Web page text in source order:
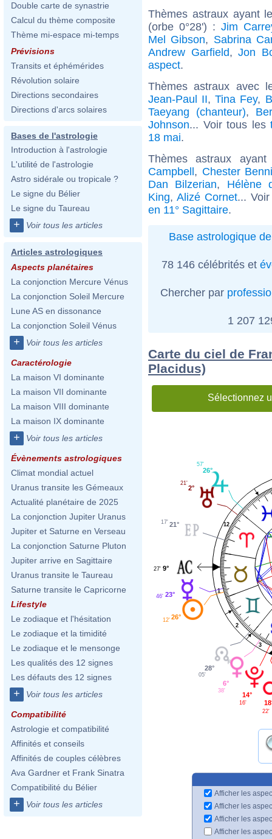
Double carte de synastrie
Calcul du thème composite
Thème mi-espace mi-temps
Prévisions
Transits et éphémérides
Révolution solaire
Directions secondaires
Directions d'arcs solaires
Bases de l'astrologie
Introduction à l'astrologie
L'utilité de l'astrologie
Astro sidérale ou tropicale ?
Le signe du Bélier
Le signe du Taureau
+ Voir tous les articles
Articles astrologiques
Aspects planétaires
La conjonction Mercure Vénus
La conjonction Soleil Mercure
Lune AS en dissonance
La conjonction Soleil Vénus
+ Voir tous les articles
Caractérologie
La maison VI dominante
La maison VII dominante
La maison VIII dominante
La maison IX dominante
+ Voir tous les articles
Évènements astrologiques
Climat mondial actuel
Uranus transite les Gémeaux
Actualité planétaire de 2025
La conjonction Jupiter Uranus
Jupiter et Saturne en Verseau
La conjonction Saturne Pluton
Jupiter arrive en Sagittaire
Uranus transite le Taureau
Saturne transite le Capricorne
Lifestyle
Le zodiaque et l'hésitation
Le zodiaque et la timidité
Le zodiaque et le mensonge
Les qualités des 12 signes
Les défauts des 12 signes
+ Voir tous les articles
Compatibilité
Astrologie et compatibilité
Affinités et conseils
Affinités de couples célèbres
Ava Gardner et Frank Sinatra
Compatibilité du Bélier
+ Voir tous les articles
Thèmes astraux ayant
(orbe 0°28') : Jim
Mel Gibson, Sabrina
Andrew Garfield,Jon
aspect.
Thèmes astraux avec
Jean-Paul II,Tina Fey,
Taeyang (chanteur),
Johnson... Voir tous les
18 mai.
Thèmes astraux
Campbell, Chester
Dan Bilzerian, Hélène
King, Alizé Cornet...
en 11° Sagittaire.
Base astrologique
78 146 célébrités et
Chercher par
1 207
Carte du ciel de
Placidus)
Sélectionnez
1
2
3
12
26°
57'
2°
21'
21°
17'
9°
27'
23°
46'
26°
12'
28°
05'
6°
38'
14°
16'
22'
Afficher les
Afficher les
Afficher les
Afficher les